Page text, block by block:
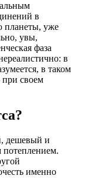
в
планеты, уже
увы,
фаза
в
в таком
при своем
дешевый и
именно